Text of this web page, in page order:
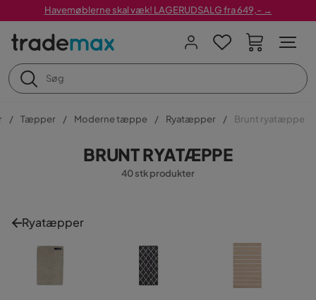
Havemøblerne skal væk! LAGERUDSALG fra 649,- →
Tæpper Moderne tæppe Ryatæpper Brunt ryatæppe
BRUNT RYATÆPPE
40 stk produkter
Ryatæpper